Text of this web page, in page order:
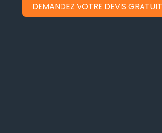
DEMANDEZ VOTRE DEVIS GRATUIT